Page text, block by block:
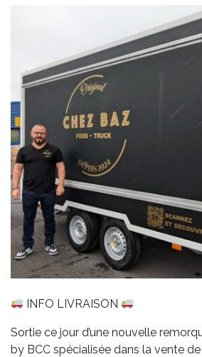
INFO LIVRAISON
Sortie ce jour d’une nouvelle
by BCC spécialisée dans la vente